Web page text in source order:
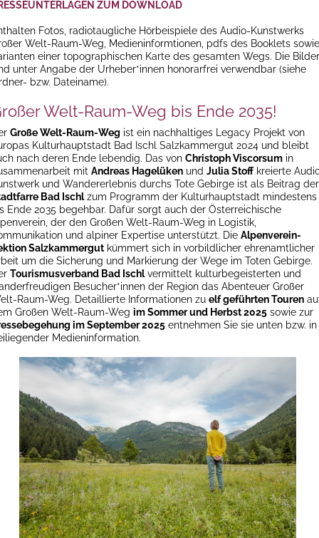
ZUM DOWNLOAD
Fotos, radiotaugliche Hörbeispiele des Audio-Kunstwerks
Welt-Raum-Weg, Medieninformtionen, pdfs des Booklets sowie
einer topographischen Karte des gesamten Wegs. Die Bilder
unter Angabe der Urheber*innen honorarfrei verwendbar (siehe
bzw. Dateiname).
Welt-Raum-Weg bis Ende 2035!
Große Welt-Raum-Weg ist ein nachhaltiges Legacy Projekt von
Kulturhauptstadt Bad Ischl Salzkammergut 2024 und bleibt
nach deren Ende lebendig. Das von Christoph Viscorsum in
mit Andreas Hagelüken und Julia Stoff kreierte
und Wandererlebnis durchs Tote Gebirge ist als Beitrag der
Bad Ischlzum Programm der Kulturhauptstadt mindestens
Ende 2035 begehbar. Dafür sorgt auch der Österreichische
der den Großen Welt-Raum-Weg in Logistik,
und alpiner Expertise unterstützt. Die Alpenverein-
Salzkammergut kümmert sich in vorbildlicher ehrenamtlicher
um die Sicherung und Markierung der Wege im Toten Gebirge.
Tourismusverband Bad Ischlvermittelt kulturbegeisterten und
Besucher*innen der Region das Abenteuer Großer
Raum-Weg. Detaillierte Informationen zu elf geführten Touren
Großen Welt-Raum-Weg im Sommer und Herbst 2025 sowie zur
im September 2025 entnehmen Sie sie unten bzw. in
Medieninformation.